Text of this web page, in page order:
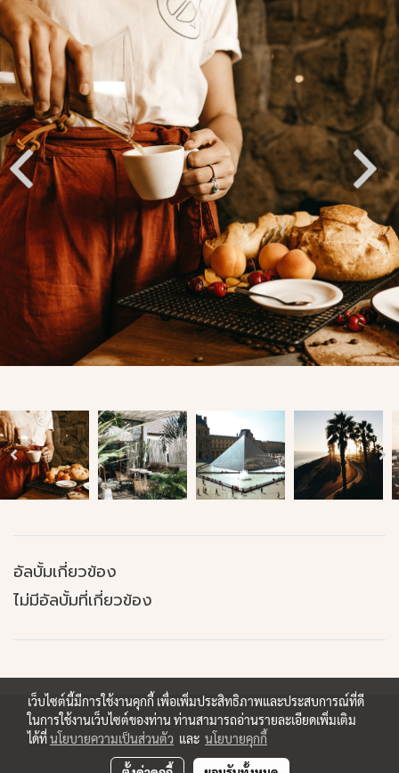
อัลบั้มเกี่ยวข้อง
ไม่มีอัลบั้มที่เกี่ยวข้อง
เว็บไซต์นี้มีการใช้งานคุกกี้ เพื่อเพิ่มประสิทธิภาพและประสบการณ์ที่ดี
ในการใช้งานเว็บไซต์ของท่าน ท่านสามารถอ่านรายละเอียดเพิ่มเติม
ได้ที่นโยบายความเป็นส่วนตัว และ นโยบายคุกกี้